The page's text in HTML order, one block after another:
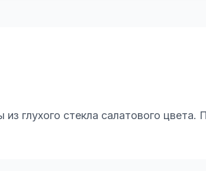
глухого стекла салатового цвета.